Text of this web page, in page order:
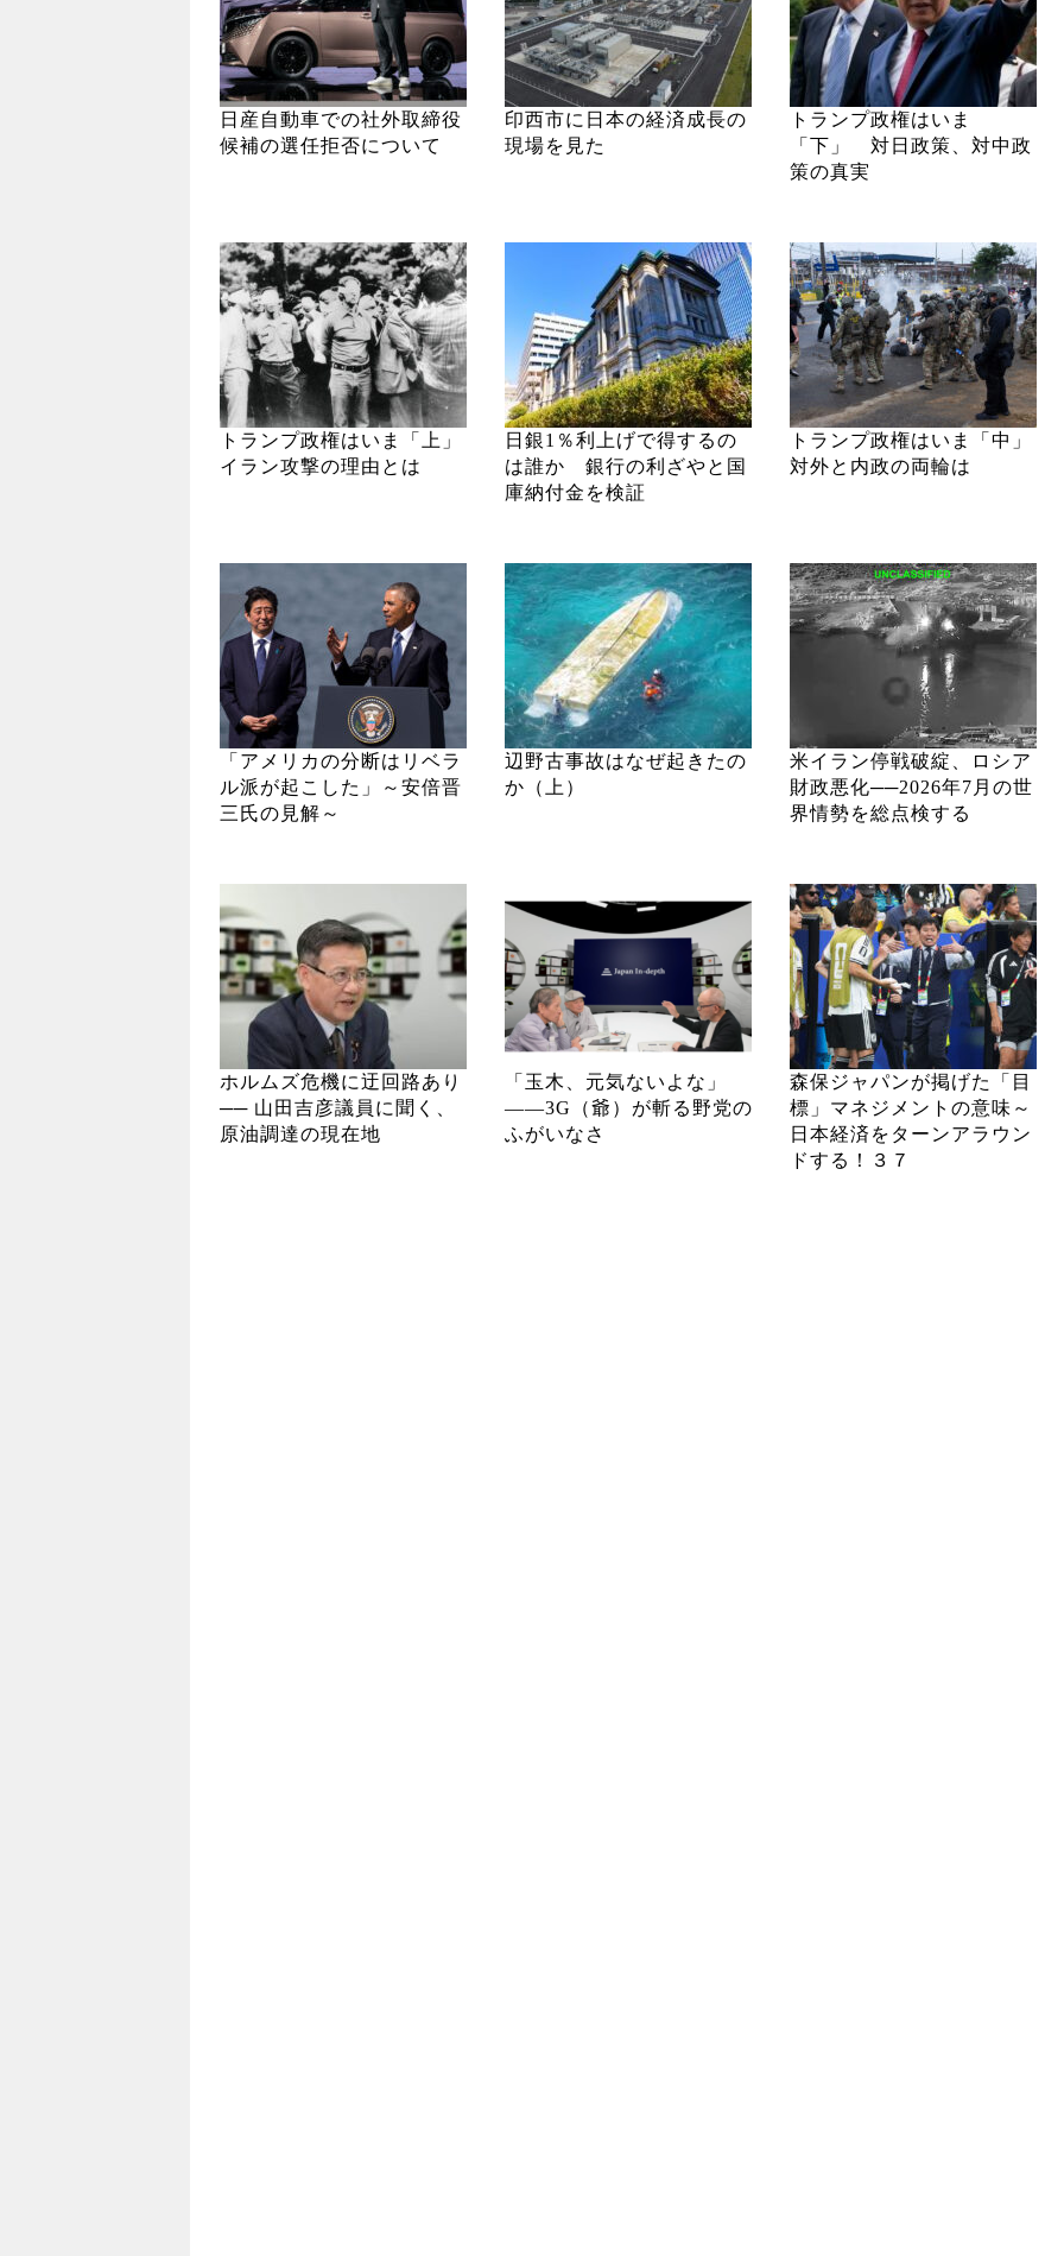
日産自動車での社外取締役
候補の選任拒否について
印西市に日本の経済成長の
現場を見た
トランプ政権はいま
「下」 対日政策、対中政
策の真実
トランプ政権はいま「上」
イラン攻撃の理由とは
日銀1％利上げで得するの
は誰か 銀行の利ざやと国
庫納付金を検証
トランプ政権はいま「中」
対外と内政の両輪は
「アメリカの分断はリベラ
ル派が起こした」～安倍晋
三氏の見解～
辺野古事故はなぜ起きたの
か（上）
米イラン停戦破綻、ロシア
財政悪化──2026年7月の世
界情勢を総点検する
ホルムズ危機に迂回路あり
── 山田吉彦議員に聞く、
原油調達の現在地
「玉木、元気ないよな」
――3G（爺）が斬る野党の
ふがいなさ
森保ジャパンが掲げた「目
標」マネジメントの意味～
日本経済をターンアラウン
ドする！３７